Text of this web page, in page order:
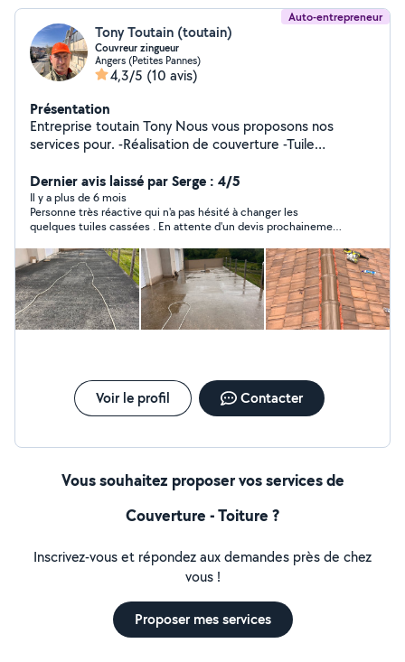
Auto-entrepreneur
Tony Toutain (toutain)
Couvreur zingueur
Angers (Petites Pannes)
4,3/5 (10 avis)
Présentation
Entreprise toutain Tony Nous vous proposons nos
services pour. -Réalisation de couverture -Tuile
Démoussage Pose de gouttière alu Zinc -Gouttière
chenaux -Entourage de cheminée -Descentes zinc -PVC
-Pose bandeau de rive bois ou pvc -Habillage des avant
toit bois ou pvc -Dépannage réparation de fuite -
Installation velux et puit de jour DEVIS GRATUIT et
travaux assurés par une garantie décennale Pour toute
autre information, n'hésitez pas à nous contacter
Dernier avis laissé par Serge : 4/5
Il y a plus de 6 mois
Personne très réactive qui n'a pas hésité à changer les
quelques tuiles cassées . En attente d'un devis prochainement.
Voir le profil Contacter
Vous souhaitez proposer vos services de
Couverture - Toiture ?
Inscrivez-vous et répondez aux demandes près de chez
vous !
Proposer mes services